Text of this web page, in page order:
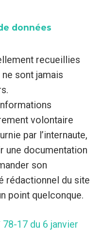
données
recueillies
ne sont jamais
volontaire
par l’internaute,
une documentation
son
rédactionnel du site
point quelconque.
78-17 du 6 janvier